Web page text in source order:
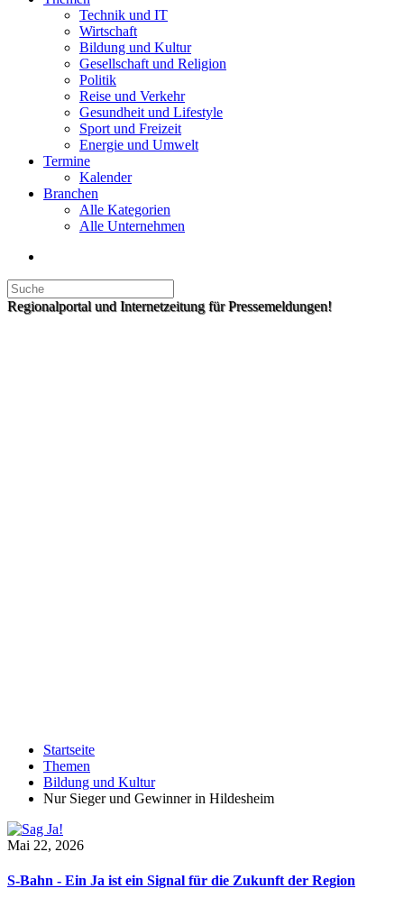
Technik und IT
Wirtschaft
Bildung und Kultur
Gesellschaft und Religion
Politik
Reise und Verkehr
Gesundheit und Lifestyle
Sport und Freizeit
Energie und Umwelt
Termine
Kalender
Branchen
Alle Kategorien
Alle Unternehmen
Regionalportal und Internetzeitung für Pressemeldungen!
Startseite
Themen
Bildung und Kultur
Nur Sieger und Gewinner in Hildesheim
Mai 22, 2026
S-Bahn - Ein Ja ist ein Signal für die Zukunft der Region